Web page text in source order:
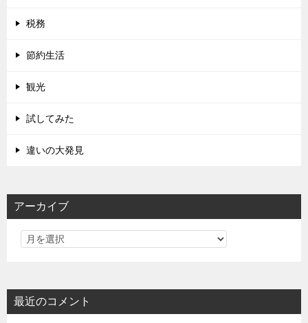
税務
節約生活
観光
試してみた
違いの大発見
アーカイブ
最近のコメント